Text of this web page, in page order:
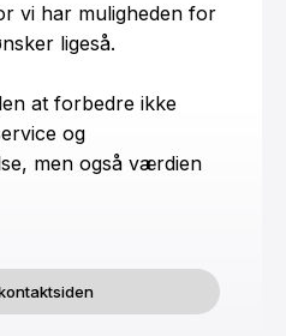
vi har muligheden for
ligeså.
at forbedre ikke
og
men også værdien